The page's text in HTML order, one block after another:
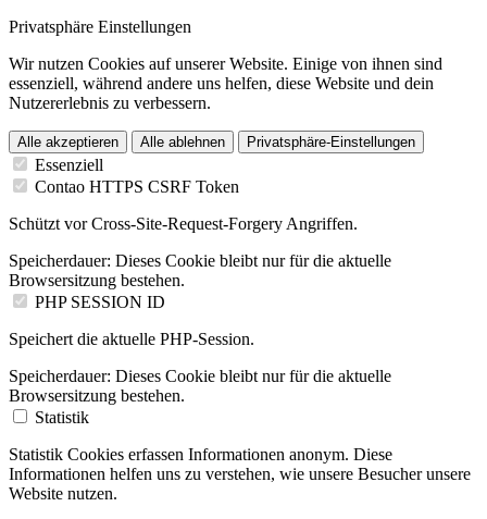
Privatsphäre Einstellungen
Wir nutzen Cookies auf unserer Website. Einige von ihnen sind
essenziell, während andere uns helfen, diese Website und dein
Nutzererlebnis zu verbessern.
Alle akzeptieren Alle ablehnen Privatsphäre-Einstellungen
Essenziell
Contao HTTPS CSRF Token
Schützt vor Cross-Site-Request-Forgery Angriffen.
Speicherdauer: Dieses Cookie bleibt nur für die aktuelle
Browsersitzung bestehen.
PHP SESSION ID
Speichert die aktuelle PHP-Session.
Speicherdauer: Dieses Cookie bleibt nur für die aktuelle
Browsersitzung bestehen.
Statistik
Statistik Cookies erfassen Informationen anonym. Diese
Informationen helfen uns zu verstehen, wie unsere Besucher unsere
Website nutzen.